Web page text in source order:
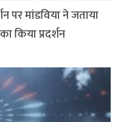
पर मांडविया ने जताया
किया प्रदर्शन